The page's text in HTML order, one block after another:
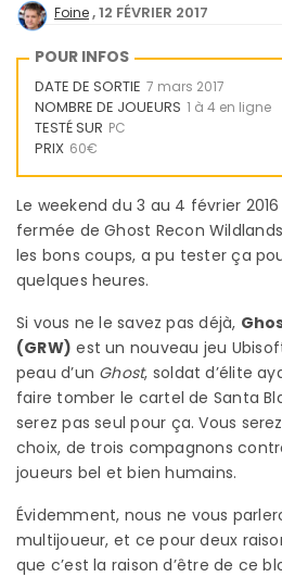
Foine 12 FÉVRIER 2017
POUR INFOS
DATE DE SORTIE 7 mars 2017
NOMBRE DE JOUEURS 1 à 4 en ligne
TESTÉ SUR PC
PRIX 60€
Le weekend du 3 au 4 février
fermée de Ghost Recon
les bons coups, a pu tester ça
quelques heures.
Si vous ne le savez pas déjà,
(GRW) est un nouveau jeu
peau d’un Ghost, soldat d’élite
faire tomber le cartel de Santa
serez pas seul pour ça. Vous
choix, de trois compagnons
joueurs bel et bien humains.
Évidemment, nous ne vous
multijoueur, et ce pour deux
que c’est la raison d’être de ce